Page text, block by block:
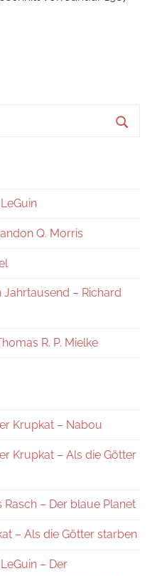
Q. Morris
– Richard
R. P. Mielke
Krupkat – Nabou
Krupkat – Als die Götter
Rasch – Der blaue Planet
– Als die Götter starben
– Der